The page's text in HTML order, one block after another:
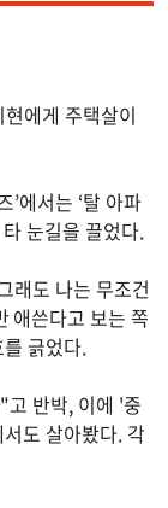
에게 주택살이
에서는 ‘탈 아파
눈길을 끌었다.
래도 나는 무조건
애쓴다고 보는 쪽
긁었다.
고 반박, 이에 '중
도 살아봤다. 각